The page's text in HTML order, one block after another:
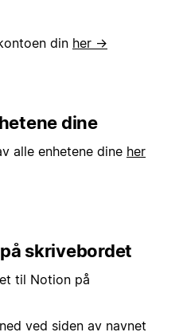
din her →
dine
alle enhetene dine her
skrivebordet
til Notion på
ved siden av navnet